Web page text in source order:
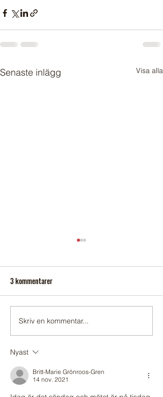
Senaste inlägg Visa alla
Sopsortering
3 kommentarer
Skriv en kommentar...
Nyast
Britt-Marie Grönroos-Gren
14 nov. 2021